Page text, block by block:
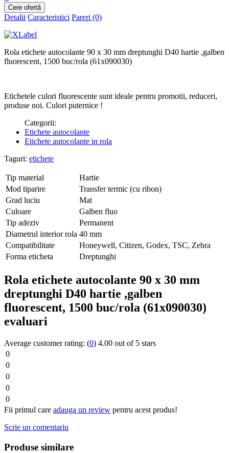
Detalii Caracteristici Pareri (0)
Rola etichete autocolante 90 x 30 mm dreptunghi D40 hartie ,galben
fluorescent, 1500 buc/rola (61x090030)
Etichetele culori fluorescente sunt ideale pentru promotii, reduceri,
produse noi. Culori puternice !
Categorii:
Etichete autocolante
Etichete autocolante in rola
Taguri: etichete
Tip material
Hartie
Mod tiparire
Transfer termic (cu ribon)
Grad luciu
Mat
Culoare
Galben fluo
Tip adeziv
Permanent
Diametrul interior rola 40 mm
Compatibilitate
Honeywell, Citizen, Godex, TSC, Zebra
Forma eticheta
Dreptunghi
Rola etichete autocolante 90 x 30 mm
dreptunghi D40 hartie ,galben
fluorescent, 1500 buc/rola (61x090030)
evaluari
Average customer rating: (0) 4.00 out of 5 stars
0
0
0
0
0
Fii primul care adauga un review pentru acest produs!
Scrie un comentariu
Produse similare